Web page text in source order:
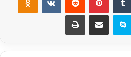
سكايب